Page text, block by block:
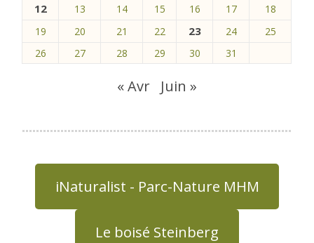
12 13 14 15 16 17
18
19
20 21 22 23 24
25
26
27 28 29 30 31
« Avr Juin »
iNaturalist - Parc-Nature MHM
Le boisé Steinberg